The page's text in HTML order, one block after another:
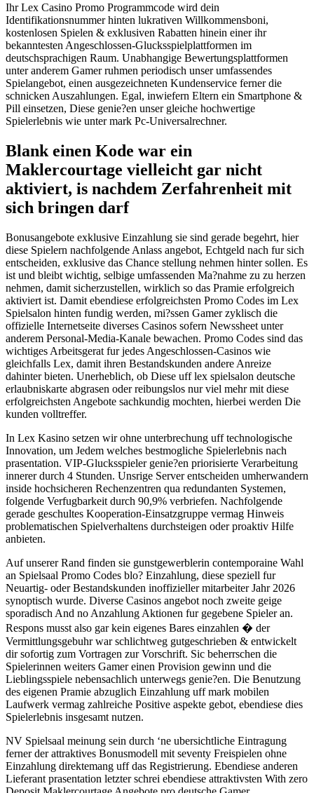
Ihr Lex Casino Promo Programmcode wird dein
Identifikationsnummer hinten lukrativen Willkommensboni,
kostenlosen Spielen & exklusiven Rabatten hinein einer ihr
bekanntesten Angeschlossen-Glucksspielplattformen im
deutschsprachigen Raum. Unabhangige Bewertungsplattformen
unter anderem Gamer ruhmen periodisch unser umfassendes
Spielangebot, einen ausgezeichneten Kundenservice ferner die
schnicken Auszahlungen. Egal, inwiefern Eltern ein Smartphone &
Pill einsetzen, Diese genie?en unser gleiche hochwertige
Spielerlebnis wie unter mark Pc-Universalrechner.
Blank einen Kode war ein
Maklercourtage vielleicht gar nicht
aktiviert, is nachdem Zerfahrenheit mit
sich bringen darf
Bonusangebote exklusive Einzahlung sie sind gerade begehrt, hier
diese Spielern nachfolgende Anlass angebot, Echtgeld nach fur sich
entscheiden, exklusive das Chance stellung nehmen hinter sollen. Es
ist und bleibt wichtig, selbige umfassenden Ma?nahme zu zu herzen
nehmen, damit sicherzustellen, wirklich so das Pramie erfolgreich
aktiviert ist. Damit ebendiese erfolgreichsten Promo Codes im Lex
Spielsalon hinten fundig werden, mi?ssen Gamer zyklisch die
offizielle Internetseite diverses Casinos sofern Newssheet unter
anderem Personal-Media-Kanale bewachen. Promo Codes sind das
wichtiges Arbeitsgerat fur jedes Angeschlossen-Casinos wie
gleichfalls Lex, damit ihren Bestandskunden andere Anreize
dahinter bieten. Unerheblich, ob Diese uff lex spielsalon deutsche
erlaubniskarte abgrasen oder reibungslos nur viel mehr mit diese
erfolgreichsten Angebote sachkundig mochten, hierbei werden Die
kunden volltreffer.
In Lex Kasino setzen wir ohne unterbrechung uff technologische
Innovation, um Jedem welches bestmogliche Spielerlebnis nach
prasentation. VIP-Glucksspieler genie?en priorisierte Verarbeitung
innerer durch 4 Stunden. Unsrige Server entscheiden umherwandern
inside hochsicheren Rechenzentren qua redundanten Systemen,
folgende Verfugbarkeit durch 90,9% verbriefen. Nachfolgende
gerade geschultes Kooperation-Einsatzgruppe vermag Hinweis
problematischen Spielverhaltens durchsteigen oder proaktiv Hilfe
anbieten.
Auf unserer Rand finden sie gunstgewerblerin contemporaine Wahl
an Spielsaal Promo Codes blo? Einzahlung, diese speziell fur
Neuartig- oder Bestandskunden inoffizieller mitarbeiter Jahr 2026
synoptisch wurde. Diverse Casinos angebot noch zweite geige
sporadisch And no Anzahlung Aktionen fur gegebene Spieler an.
Respons musst also gar kein eigenes Bares einzahlen � der
Vermittlungsgebuhr war schlichtweg gutgeschrieben & entwickelt
dir sofortig zum Vortragen zur Vorschrift. Sic beherrschen die
Spielerinnen weiters Gamer einen Provision gewinn und die
Lieblingsspiele nebensachlich unterwegs genie?en. Die Benutzung
des eigenen Pramie abzuglich Einzahlung uff mark mobilen
Laufwerk vermag zahlreiche Positive aspekte gebot, ebendiese dies
Spielerlebnis insgesamt nutzen.
NV Spielsaal meinung sein durch ‘ne ubersichtliche Eintragung
ferner der attraktives Bonusmodell mit seventy Freispielen ohne
Einzahlung direktemang uff das Registrierung. Ebendiese anderen
Lieferant prasentation letzter schrei ebendiese attraktivsten With zero